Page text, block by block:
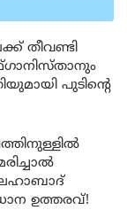
തീവണ്ടി
പുടിന്റെ
ഉത്തരവ്!